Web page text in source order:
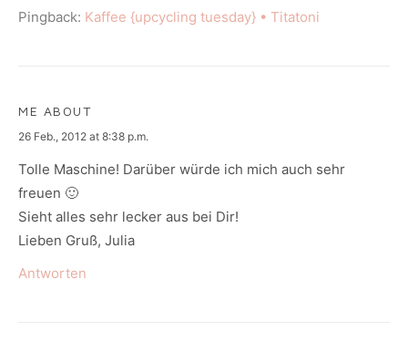
Pingback: Kaffee {upcycling tuesday} • Titatoni
ME ABOUT
says:
26 Feb., 2012 at 8:38 p.m.
Tolle Maschine! Darüber würde ich mich auch sehr
freuen 🙂
Sieht alles sehr lecker aus bei Dir!
Lieben Gruß, Julia
Antworten